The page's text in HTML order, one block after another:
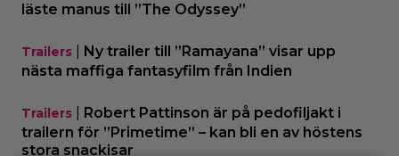
läste manus till ”The Odyssey”
Trailers
Ny trailer till ”Ramayana” visar upp
nästa maffiga fantasyfilm från Indien
Trailers
Robert Pattinson är på pedofiljakt i
trailern för ”Primetime” – kan bli en av höstens
stora snackisar